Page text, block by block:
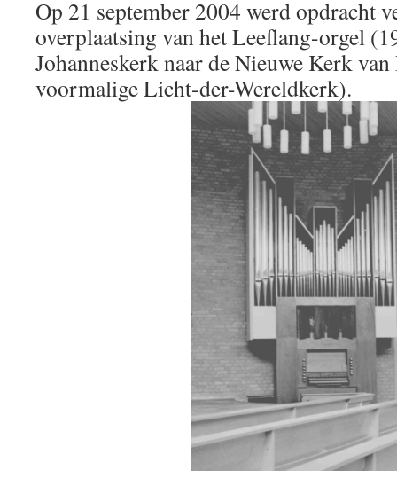
Op 21 september 2004 werd opdracht
overplaatsing van het Leeflang-orgel
Johanneskerk naar de Nieuwe Kerk
voormalige Licht-der-Wereldkerk).